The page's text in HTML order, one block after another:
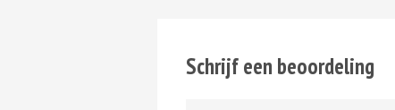
Schrijf een beoordeling